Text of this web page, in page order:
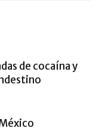
de cocaína y